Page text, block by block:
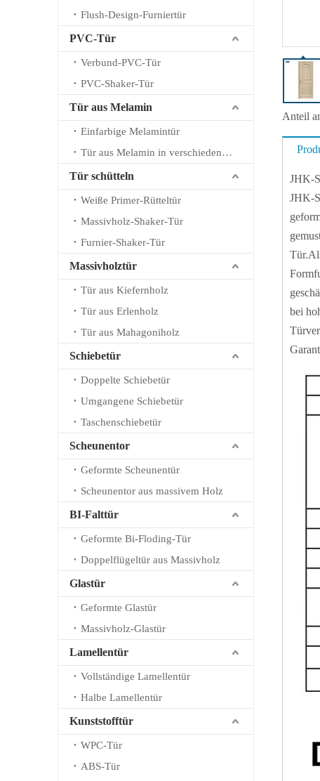
Flush-Design-Furniertür
PVC-Tür
Verbund-PVC-Tür
PVC-Shaker-Tür
Tür aus Melamin
Einfarbige Melamintür
Tür aus Melamin in verschiedenen Farben
Tür schütteln
Weiße Primer-Rütteltür
Massivholz-Shaker-Tür
Furnier-Shaker-Tür
Massivholztür
Tür aus Kiefernholz
Tür aus Erlenholz
Tür aus Mahagoniholz
Schiebetür
Doppelte Schiebetür
Umgangene Schiebetür
Taschenschiebetür
Scheunentor
Geformte Scheunentür
Scheunentor aus massivem Holz
BI-Falttür
Geformte Bi-Floding-Tür
Doppelflügeltür aus Massivholz
Glastür
Geformte Glastür
Massivholz-Glastür
Lamellentür
Vollständige Lamellentür
Halbe Lamellentür
Kunststofftür
WPC-Tür
ABS-Tür
Anteil
JHK-
JHK-
bei